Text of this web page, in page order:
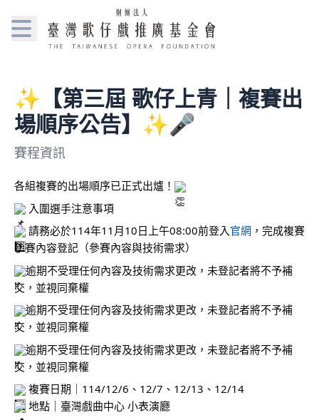
✨【第三屆 歌仔上青｜複賽出
場順序公告】✨🎤
賽程資訊
各組複賽的出場順序已正式出爐！
入圍選手注意事項
請務必於114年11月10日上午08:00前登入官網 ，完成複賽
參賽內容登記（參賽內容與技術需求）
逾期不受理任何內容及技術需求更改，未登記者將不予補
交，並視同棄權
逾期不受理任何內容及技術需求更改，未登記者將不予補
交，並視同棄權
逾期不受理任何內容及技術需求更改，未登記者將不予補
交，並視同棄權
複賽日期｜114/12/6、12/7、12/13、12/14
地點｜臺灣戲曲中心 小表演廳